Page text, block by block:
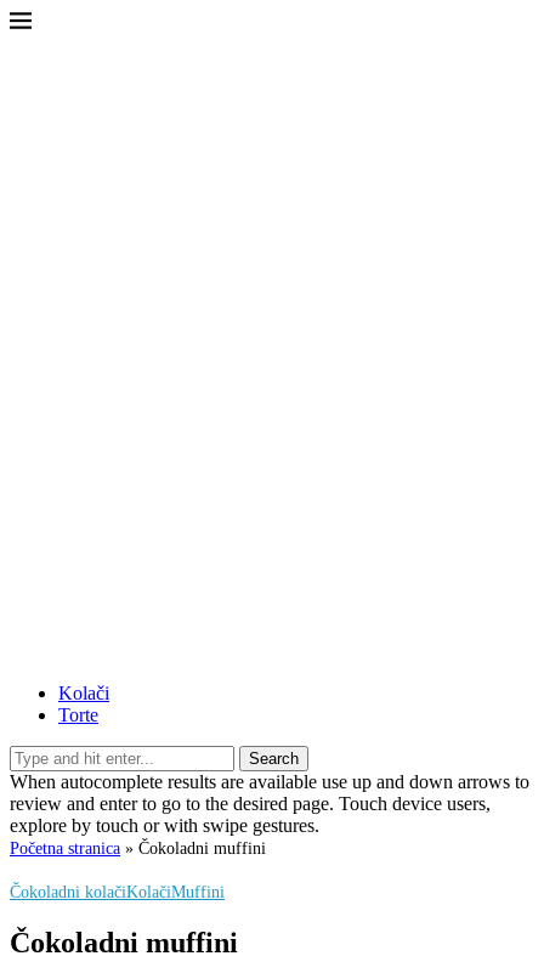
Kolači
Torte
Search
When autocomplete results are available use up and down arrows to
review and enter to go to the desired page. Touch device users,
explore by touch or with swipe gestures.
Početna stranica » Čokoladni muffini
Čokoladni kolačiKolačiMuffini
Čokoladni muffini